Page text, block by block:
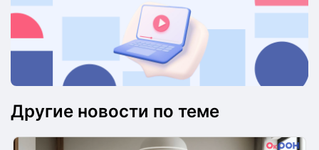
Другие новости по теме